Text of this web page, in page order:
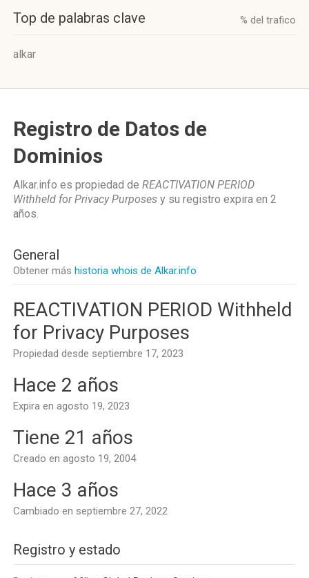
Top de palabras clave % del trafico
alkar
Registro de Datos de
Dominios
Alkar.info es propiedad de REACTIVATION PERIOD
Withheld for Privacy Purposes y su registro expira en 2
años.
General
Obtener más historia whois de Alkar.info
REACTIVATION PERIOD Withheld
for Privacy Purposes
Propiedad desde septiembre 17, 2023
Hace 2 años
Expira en agosto 19, 2023
Tiene 21 años
Creado en agosto 19, 2004
Hace 3 años
Cambiado en septiembre 27, 2022
Registro y estado